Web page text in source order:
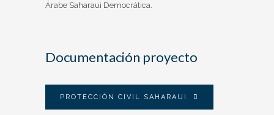
Árabe Saharaui Democrática.
Documentación proyecto
PROTECCIÓN CIVIL SAHARAUI